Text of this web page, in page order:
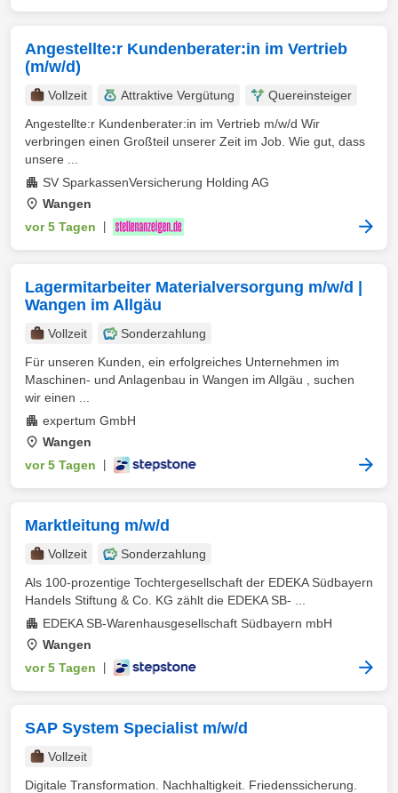
Angestellte:r Kundenberater:in im Vertrieb
(m/w/d)
Vollzeit Attraktive Vergütung
Quereinsteiger
Angestellte:r Kundenberater:in im Vertrieb m/w/d Wir
verbringen einen Großteil unserer Zeit im Job. Wie gut, dass
unsere ...
SV SparkassenVersicherung Holding AG
Wangen
vor 5 Tagen
Lagermitarbeiter Materialversorgung m/w/d |
Wangen im Allgäu
Vollzeit
Sonderzahlung
Für unseren Kunden, ein erfolgreiches Unternehmen im
Maschinen- und Anlagenbau in Wangen im Allgäu , suchen
wir einen ...
expertum GmbH
Wangen
vor 5 Tagen
Marktleitung m/w/d
Vollzeit
Sonderzahlung
Als 100-prozentige Tochtergesellschaft der EDEKA Südbayern
Handels Stiftung & Co. KG zählt die EDEKA SB- ...
EDEKA SB-Warenhausgesellschaft Südbayern mbH
Wangen
vor 5 Tagen
SAP System Specialist m/w/d
Vollzeit
Digitale Transformation. Nachhaltigkeit. Friedenssicherung.